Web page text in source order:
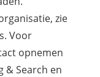
zie
. Voor
opnemen
& Search en